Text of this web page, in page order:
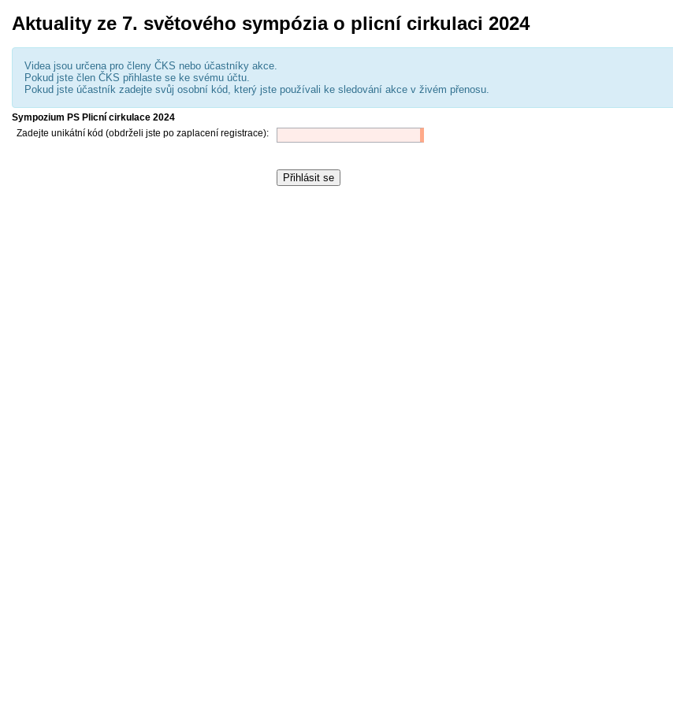
Aktuality ze 7. světového sympózia o plicní cirkulaci 2024
Videa jsou určena pro členy ČKS nebo účastníky akce.
Pokud jste člen ČKS přihlaste se ke svému účtu.
Pokud jste účastník zadejte svůj osobní kód, který jste používali ke sledování akce v živém přenosu.
Sympozium PS Plicní cirkulace 2024
Zadejte unikátní kód (obdrželi jste po zaplacení registrace):